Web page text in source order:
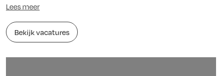
Lees meer
Bekijk vacatures